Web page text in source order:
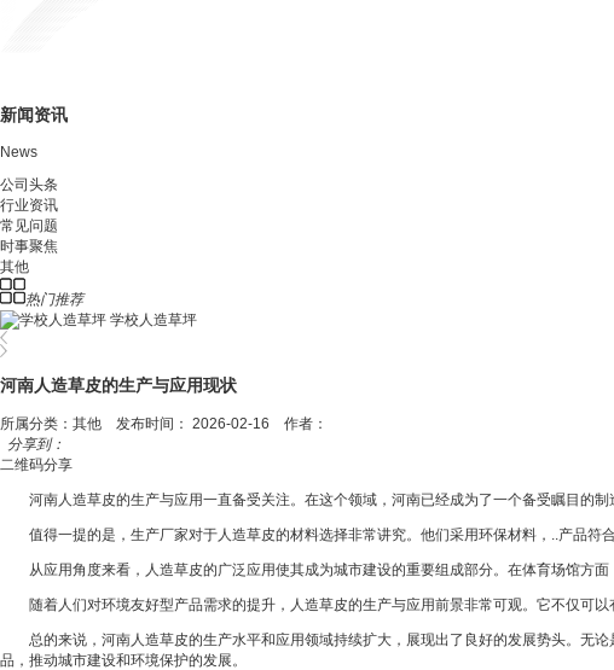
新闻资讯
News
公司头条
行业资讯
常见问题
时事聚焦
其他
热门推荐
学校人造草坪
河南人造草皮的生产与应用现状
所属分类：其他 发布时间： 2026-02-16 作者：
分享到：
二维码分享
河南人造草皮的生产与应用一直备受关注。在这个领域，河南已经成为了一个备受瞩目的
值得一提的是，生产厂家对于人造草皮的材料选择非常讲究。他们采用环保材料，..产品
从应用角度来看，人造草皮的广泛应用使其成为城市建设的重要组成部分。在体育场馆方
随着人们对环境友好型产品需求的提升，人造草皮的生产与应用前景非常可观。它不仅可
总的来说，河南人造草皮的生产水平和应用领域持续扩大，展现出了良好的发展势头。无
品，推动城市建设和环境保护的发展。